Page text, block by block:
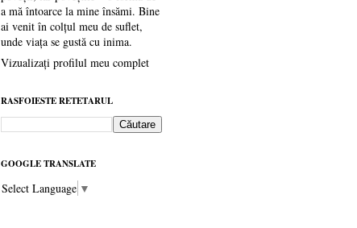
a mă întoarce la mine însămi. Bine
ai venit în colțul meu de suflet,
unde viața se gustă cu inima.
Vizualizați profilul meu complet
RASFOIESTE RETETARUL
GOOGLE TRANSLATE
Select Language ▼